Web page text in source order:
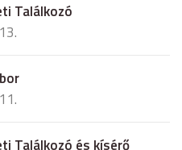
Találkozó
Találkozó és kísérő